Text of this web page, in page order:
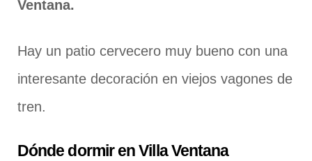
Ventana.
Hay un patio cervecero muy bueno con una
interesante decoración en viejos vagones de
tren.
Dónde dormir en Villa Ventana